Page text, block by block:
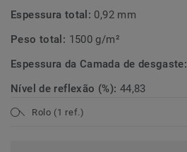
Espessura total: 0,92 mm
Peso total: 1500 g/m²
Espessura da Camada de desgaste:
Nível de reflexão (%): 44,83
Rolo (1 ref.)